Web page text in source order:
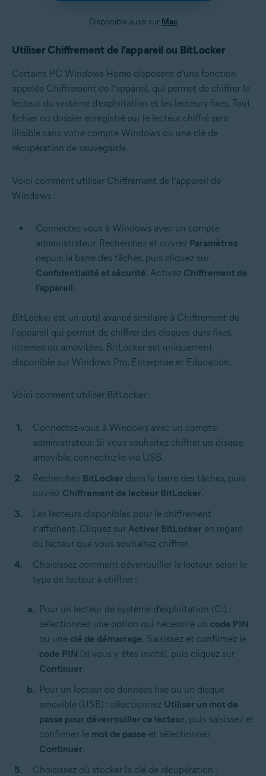
Disponible aussi sur Mac
Utiliser Chiffrement de l’appareil ou BitLocker
Certains PC Windows Home disposent d’une fonction
appelée Chiffrement de l’appareil, qui permet de chiffrer le
lecteur du système d’exploitation et les lecteurs fixes. Tout
fichier ou dossier enregistré sur le lecteur chiffré sera
illisible sans votre compte Windows ou une clé de
récupération de sauvegarde.
Voici comment utiliser Chiffrement de l’appareil de
Windows :
Connectez-vous à Windows avec un compte
administrateur. Recherchez et ouvrez Paramètres
depuis la barre des tâches, puis cliquez sur
Confidentialité et sécurité. Activez Chiffrement de
l’appareil.
BitLocker est un outil avancé similaire à Chiffrement de
l’appareil qui permet de chiffrer des disques durs fixes,
internes ou amovibles. BitLocker est uniquement
disponible sur Windows Pro, Enterprise et Education.
Voici comment utiliser BitLocker :
Connectez-vous à Windows avec un compte
administrateur. Si vous souhaitez chiffrer un disque
amovible, connectez-le via USB.
Recherchez BitLocker dans la barre des tâches, puis
ouvrez Chiffrement de lecteur BitLocker.
Les lecteurs disponibles pour le chiffrement
s’affichent. Cliquez sur Activer BitLocker en regard
du lecteur que vous souhaitez chiffrer.
Choisissez comment déverrouiller le lecteur, selon le
type de lecteur à chiffrer :
Pour un lecteur de système d’exploitation (C:) :
sélectionnez une option qui nécessite un code PIN
ou une clé de démarrage. Saisissez et confirmez le
code PIN (si vous y êtes invité), puis cliquez sur
Continuer.
Pour un lecteur de données fixe ou un disque
amovible (USB) : sélectionnez Utiliser un mot de
passe pour déverrouiller ce lecteur, puis saisissez et
confirmez le mot de passe et sélectionnez
Continuer.
Choisissez où stocker la clé de récupération :